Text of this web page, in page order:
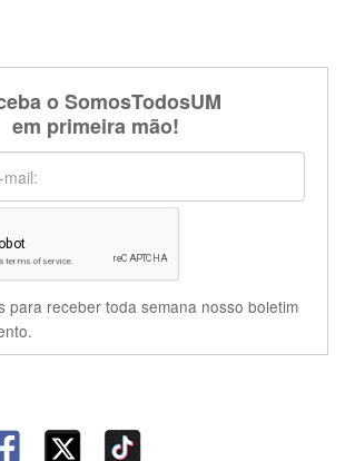
o SomosTodosUM
em primeira mão!
para receber toda semana nosso boletim